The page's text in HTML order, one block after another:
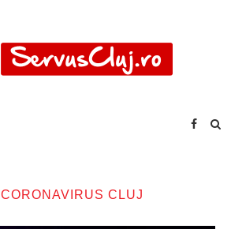
CORONAVIRUS CLUJ